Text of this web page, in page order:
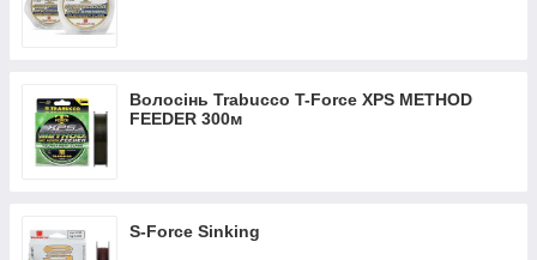
Волосінь Trabucco T-Force XPS METHOD
FEEDER 300м
S-Force Sinking